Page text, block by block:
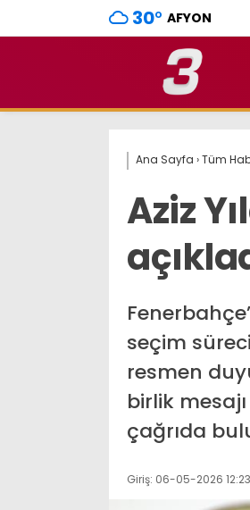
30° AFYON
Ana Sayfa ›Tüm
Aziz
seçim
resmen
birlik
çağrıda
Giriş: 06-05-2026 12:23